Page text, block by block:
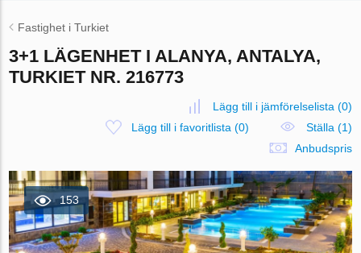
Fastighet i Turkiet
3+1 LÄGENHET I ALANYA, ANTALYA,
TURKIET NR. 216773
Lägg till i jämförelselista (0)
Lägg till i favoritlista (0)
Ställa (1)
Anbudspris
153